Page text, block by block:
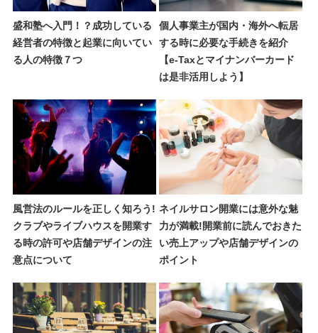
盛和塾へ入門！？成功している
経営者の特徴と起業に向いてい
る人の特徴７つ
個人事業主が国内・海外へ転居
する時に必要な手続きを紹介
【e-Taxとマイナンバーカード
は是非活用しよう】
風営法のルールを正しく知ろう!
クラブやライブハウスを開業す
る時の許可や店舗デザインの注
意点について
ネイルサロン開業には意外な魅
力が満載!開業前に読んでおきた
い売上アップや店舗デザインの
ポイント